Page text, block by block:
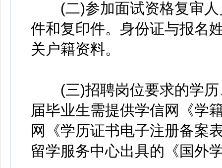
(二)参加面试资格复审人
件和复印件。身份证与报名
关户籍资料。
(三)招聘岗位要求的学历
届毕业生需提供学信网《学
网《学历证书电子注册备案
留学服务中心出具的《国外